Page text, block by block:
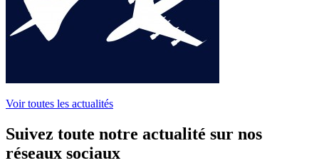
Voir toutes les actualités
Suivez toute notre actualité sur nos
réseaux sociaux